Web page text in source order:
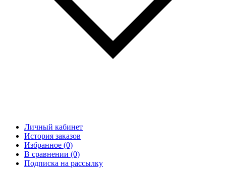
Личный кабинет
История заказов
Избранное (0)
В сравнении (0)
Подписка на рассылку